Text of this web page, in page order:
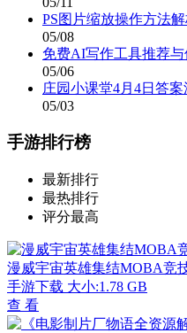
PS图片缩放操作方法
05/08
免费AI写作工具推荐
05/06
庄园小课堂4月4日答
05/03
手游排行榜
最新排行
最热排行
评分最高
漫威宇宙英雄集结MOBA竞
手游下载 大小:1.78 GB
查 看